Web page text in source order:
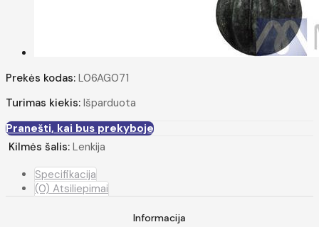
Prekės kodas: L06AG071
Turimas kiekis: Išparduota
Pranešti, kai bus prekyboje
Kilmės šalis: Lenkija
Specifikacija
(0) Atsiliepimai
Informacija